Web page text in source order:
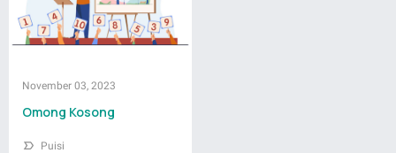
November 03, 2023
Omong Kosong
Puisi